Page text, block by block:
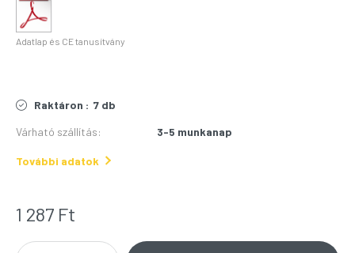
Adatlap és CE tanusítvány
Raktáron : 7 db
Várható szállítás: 3-5 munkanap
További adatok
1 287 Ft